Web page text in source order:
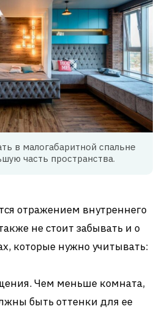
в малогабаритной спальне
часть пространства.
отражением внутреннего
не стоит забывать и о
которые нужно учитывать:
Чем меньше комната,
быть оттенки для ее